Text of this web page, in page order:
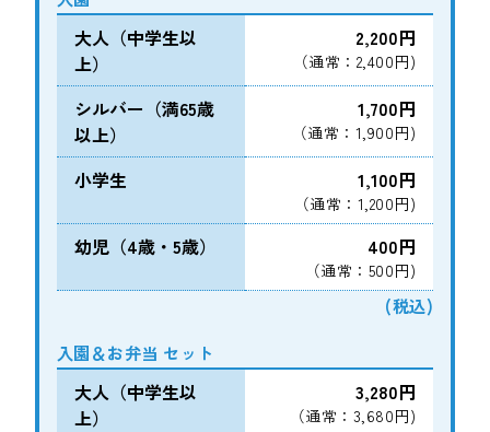
大人（中学生以
上）
2,200円
（通常：2,400円)
シルバー（満65歳
以上）
1,700円
（通常：1,900円)
小学生 1,100円
（通常：1,200円)
幼児（4歳・5歳） 400円
（通常：500円)
(税込)
入園＆お弁当 セット
大人（中学生以
上）
3,280円
（通常：3,680円)